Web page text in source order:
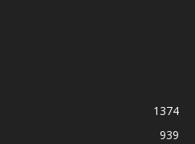
1374
939